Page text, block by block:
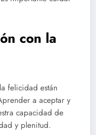
con la
felicidad están
a aceptar y
capacidad de
y plenitud.